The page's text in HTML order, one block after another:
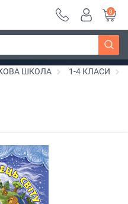
грн ~
Дізнатись більше
0
ШКОЛА 1-4 КЛАСИ